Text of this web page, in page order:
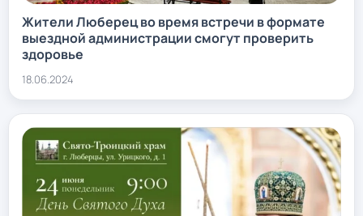
Жители Люберец во время встречи в формате
выездной администрации смогут проверить
здоровье
18.06.2024